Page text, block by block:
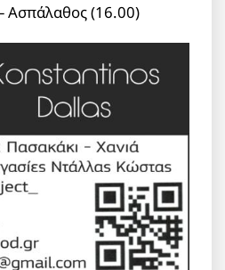
Ασπάλαθος (16.00)